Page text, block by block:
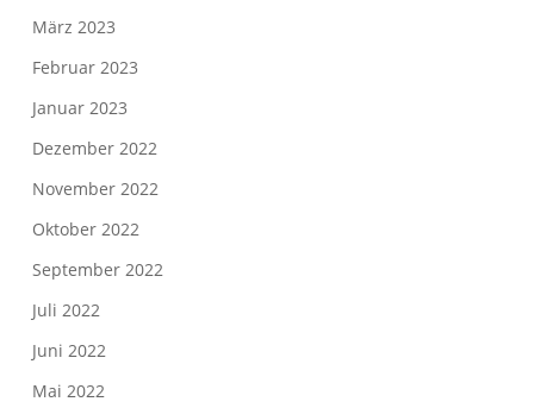
März 2023
Februar 2023
Januar 2023
Dezember 2022
November 2022
Oktober 2022
September 2022
Juli 2022
Juni 2022
Mai 2022